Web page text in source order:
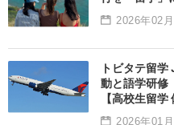
2026年02
トビタテ留
動と語学研修
【高校生留学
2026年01